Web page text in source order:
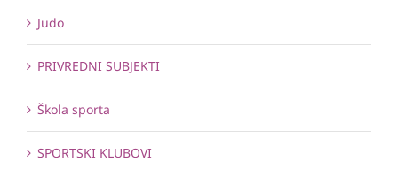
Judo
PRIVREDNI SUBJEKTI
Škola sporta
SPORTSKI KLUBOVI